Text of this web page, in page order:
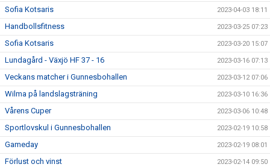
Sofia Kotsaris 2023-04-03 18:11
Handbollsfitness 2023-03-25 07:23
Sofia Kotsaris 2023-03-20 15:07
Lundagård - Växjö HF 37 - 16 2023-03-16 07:13
Veckans matcher i Gunnesbohallen 2023-03-12 07:06
Wilma på landslagsträning 2023-03-10 16:36
Vårens Cuper 2023-03-06 10:48
Sportlovskul i Gunnesbohallen 2023-02-19 10:58
Gameday 2023-02-19 08:01
Förlust och vinst 2023-02-14 09:50